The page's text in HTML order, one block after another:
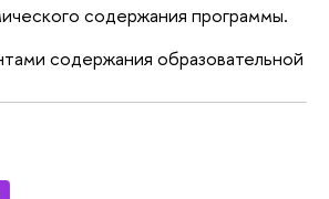
содержания программы.
содержания образовательной